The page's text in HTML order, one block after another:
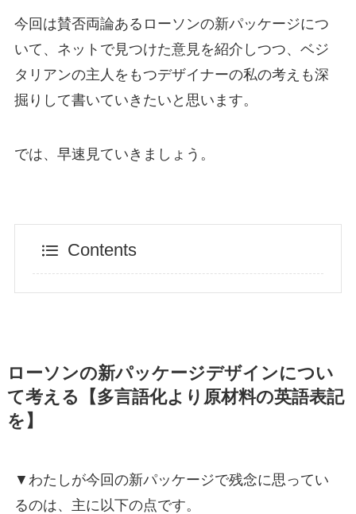
今回は賛否両論あるローソンの新パッケージにつ
いて、ネットで見つけた意見を紹介しつつ、ベジ
タリアンの主人をもつデザイナーの私の考えも深
掘りして書いていきたいと思います。
では、早速見ていきましょう。
Contents
ローソンの新パッケージデザインについ
て考える【多言語化より原材料の英語表記
を】
▼わたしが今回の新パッケージで残念に思ってい
るのは、主に以下の点です。